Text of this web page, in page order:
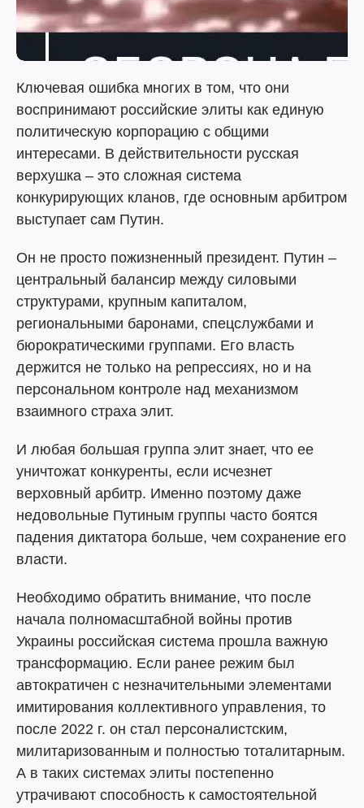
Ключевая ошибка многих в том, что они
воспринимают российские элиты как единую
политическую корпорацию с общими
интересами. В действительности русская
верхушка – это сложная система
конкурирующих кланов, где основным арбитром
выступает сам Путин.
Он не просто пожизненный президент. Путин –
центральный балансир между силовыми
структурами, крупным капиталом,
региональными баронами, спецслужбами и
бюрократическими группами. Его власть
держится не только на репрессиях, но и на
персональном контроле над механизмом
взаимного страха элит.
И любая большая группа элит знает, что ее
уничтожат конкуренты, если исчезнет
верховный арбитр. Именно поэтому даже
недовольные Путиным группы часто боятся
падения диктатора больше, чем сохранение его
власти.
Необходимо обратить внимание, что после
начала полномасштабной войны против
Украины российская система прошла важную
трансформацию. Если ранее режим был
автократичен с незначительными элементами
имитирования коллективного управления, то
после 2022 г. он стал персоналистским,
милитаризованным и полностью тоталитарным.
А в таких системах элиты постепенно
утрачивают способность к самостоятельной